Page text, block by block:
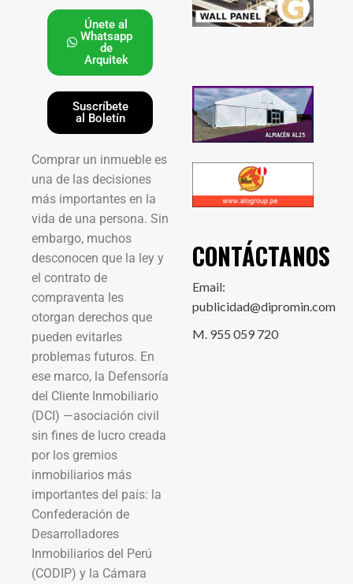
Únete al
Whatsapp
de
Arquitek
Suscríbete
al Boletín
Comprar un inmueble es
una de las decisiones
más importantes en la
vida de una persona. Sin
embargo, muchos
desconocen que la ley y
el contrato de
compraventa les
otorgan derechos que
pueden evitarles
problemas futuros. En
ese marco, la Defensoría
del Cliente Inmobiliario
(DCI) —asociación civil
sin fines de lucro creada
por los gremios
inmobiliarios más
importantes del país: la
Confederación de
Desarrolladores
Inmobiliarios del Perú
(CODIP) y la Cámara
CONTÁCTANOS
Email:
publicidad@dipromin.com
M. 955 059 720